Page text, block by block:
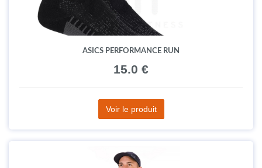
ASICS PERFORMANCE RUN
15.0 €
Voir le produit